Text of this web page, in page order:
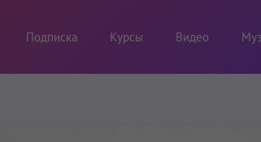
Подписка Курсы Видео